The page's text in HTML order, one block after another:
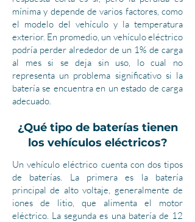
mínima y depende de varios factores, como
el modelo del vehículo y la temperatura
exterior. En promedio, un vehículo eléctrico
podría perder alrededor de un 1% de carga
al mes si se deja sin uso, lo cual no
representa un problema significativo si la
batería se encuentra en un estado de carga
adecuado.
¿Qué tipo de baterías tienen
los vehículos eléctricos?
Un vehículo eléctrico cuenta con dos tipos
de baterías. La primera es la batería
principal de alto voltaje, generalmente de
iones de litio, que alimenta el motor
eléctrico. La segunda es una batería de 12